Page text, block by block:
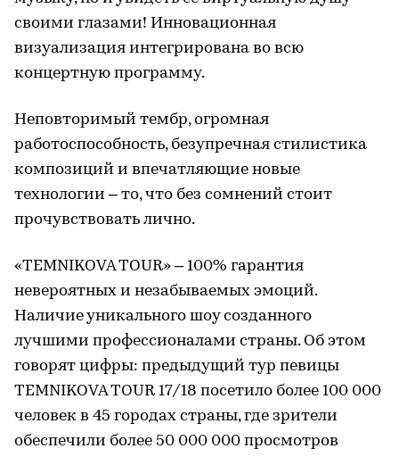
своими глазами! Инновационная
визуализация интегрирована во всю
концертную программу.
Неповторимый тембр, огромная
работоспособность, безупречная стилистика
композиций и впечатляющие новые
технологии – то, что без сомнений стоит
прочувствовать лично.
«TEMNIKOVA TOUR» – 100% гарантия
невероятных и незабываемых эмоций.
Наличие уникального шоу созданного
лучшими профессионалами страны. Об этом
говорят цифры: предыдущий тур певицы
TEMNIKOVA TOUR 17/18 посетило более 100 000
человек в 45 городах страны, где зрители
обеспечили более 50 000 000 просмотров